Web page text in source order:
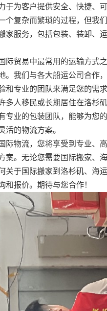
于为客户提供安全、快捷、
个复杂而繁琐的过程，但我
家服务，包括包装、装卸、
际贸易中最常用的运输方式
。我们与各大船运公司合作
和专业的团队来满足您的需求
多人移民或长期居住在洛杉
专业的包装团队，能够为您
活的物流方案。
际物流，您将享受到专业、
案。无论您需要国际搬家、
关于国际搬家到洛杉矶、海
和报价。期待与您合作！